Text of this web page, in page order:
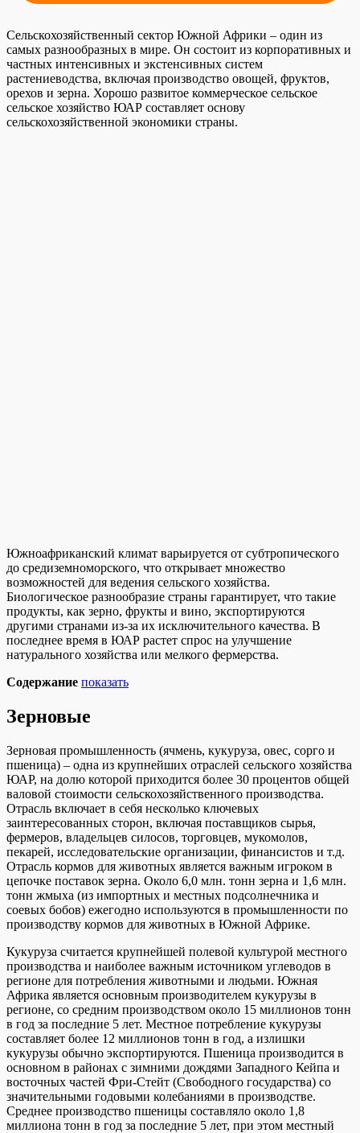
Сельскохозяйственный сектор Южной Африки – один из
самых разнообразных в мире. Он состоит из корпоративных и
частных интенсивных и экстенсивных систем
растениеводства, включая производство овощей, фруктов,
орехов и зерна. Хорошо развитое коммерческое сельское
сельское хозяйство ЮАР составляет основу
сельскохозяйственной экономики страны.
Южноафриканский климат варьируется от субтропического
до средиземноморского, что открывает множество
возможностей для ведения сельского хозяйства.
Биологическое разнообразие страны гарантирует, что такие
продукты, как зерно, фрукты и вино, экспортируются
другими странами из-за их исключительного качества. В
последнее время в ЮАР растет спрос на улучшение
натурального хозяйства или мелкого фермерства.
Содержание показать
Зерновые
Зерновая промышленность (ячмень, кукуруза, овес, сорго и
пшеница) – одна из крупнейших отраслей сельского хозяйства
ЮАР, на долю которой приходится более 30 процентов общей
валовой стоимости сельскохозяйственного производства.
Отрасль включает в себя несколько ключевых
заинтересованных сторон, включая поставщиков сырья,
фермеров, владельцев силосов, торговцев, мукомолов,
пекарей, исследовательские организации, финансистов и т.д.
Отрасль кормов для животных является важным игроком в
цепочке поставок зерна. Около 6,0 млн. тонн зерна и 1,6 млн.
тонн жмыха (из импортных и местных подсолнечника и
соевых бобов) ежегодно используются в промышленности по
производству кормов для животных в Южной Африке.
Кукуруза считается крупнейшей полевой культурой местного
производства и наиболее важным источником углеводов в
регионе для потребления животными и людьми. Южная
Африка является основным производителем кукурузы в
регионе, со средним производством около 15 миллионов тонн
в год за последние 5 лет. Местное потребление кукурузы
составляет более 12 миллионов тонн в год, а излишки
кукурузы обычно экспортируются. Пшеница производится в
основном в районах с зимними дождями Западного Кейпа и
восточных частей Фри-Стейт (Свободного государства) со
значительными годовыми колебаниями в производстве.
Среднее производство пшеницы составляло около 1,8
миллиона тонн в год за последние 5 лет, при этом местный